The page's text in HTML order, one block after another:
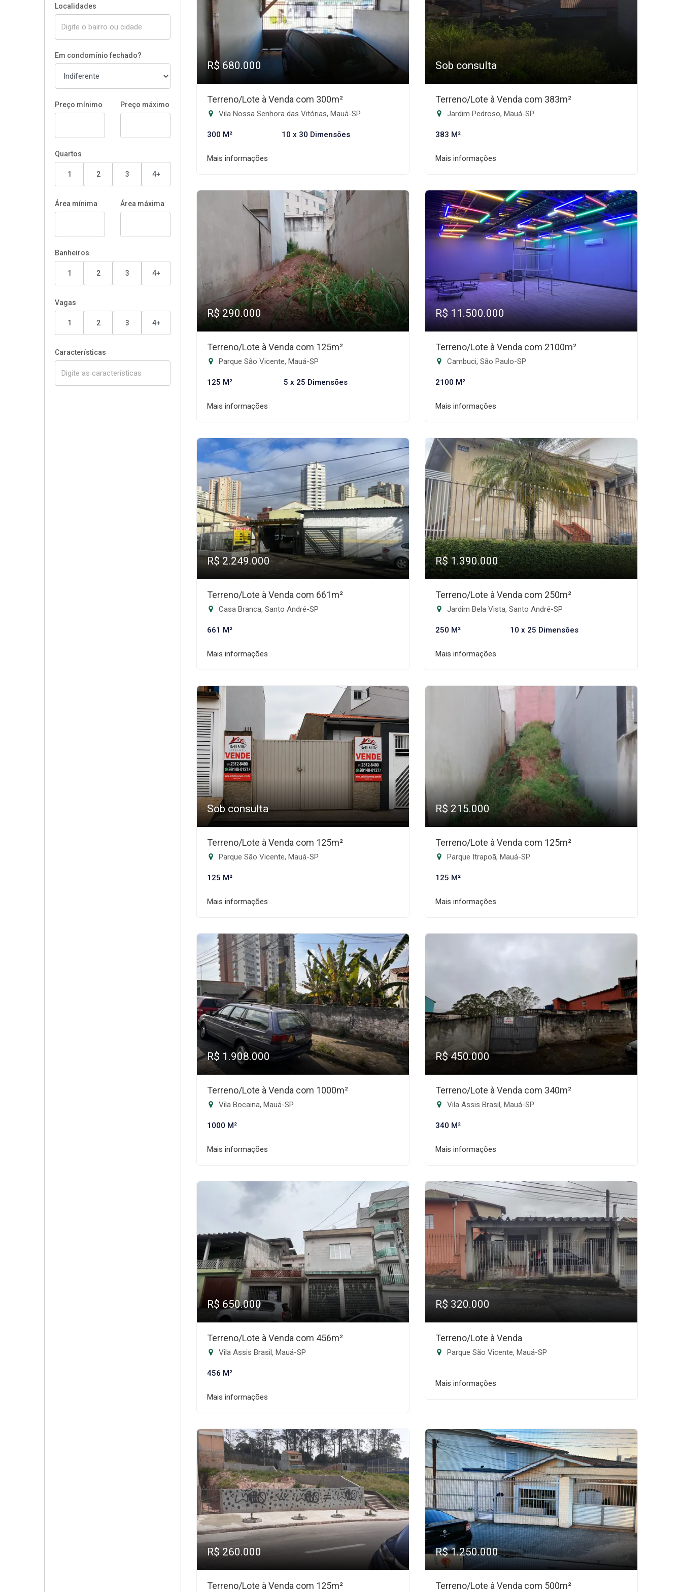
Localidades
Em condomínio fechado?
Preço mínimo Preço máximo
Quartos
1 2 3 4+
Área mínima Área máxima
Banheiros
1 2 3 4+
Vagas
1 2 3 4+
Características
R$ 680.000
Terreno/Lote à Venda com 300m²
Vila Nossa Senhora das Vitórias, Mauá-SP
300 M² 10 x 30 Dimensões
Mais informações
Sob consulta
Terreno/Lote à Venda com 383m²
Jardim Pedroso, Mauá-SP
383 M²
Mais informações
R$ 290.000
Terreno/Lote à Venda com 125m²
Parque São Vicente, Mauá-SP
125 M² 5 x 25 Dimensões
Mais informações
R$ 11.500.000
Terreno/Lote à Venda com 2100m²
Cambuci, São Paulo-SP
2100 M²
Mais informações
R$ 2.249.000
Terreno/Lote à Venda com 661m²
Casa Branca, Santo André-SP
661 M²
Mais informações
R$ 1.390.000
Terreno/Lote à Venda com 250m²
Jardim Bela Vista, Santo André-SP
250 M² 10 x 25 Dimensões
Mais informações
Sob consulta
Terreno/Lote à Venda com 125m²
Parque São Vicente, Mauá-SP
125 M²
Mais informações
R$ 215.000
Terreno/Lote à Venda com 125m²
Parque Itrapoã, Mauá-SP
125 M²
Mais informações
R$ 1.908.000
Terreno/Lote à Venda com 1000m²
Vila Bocaina, Mauá-SP
1000 M²
Mais informações
R$ 450.000
Terreno/Lote à Venda com 340m²
Vila Assis Brasil, Mauá-SP
340 M²
Mais informações
R$ 650.000
Terreno/Lote à Venda com 456m²
Vila Assis Brasil, Mauá-SP
456 M²
Mais informações
R$ 320.000
Terreno/Lote à Venda
Parque São Vicente, Mauá-SP
Mais informações
R$ 260.000
Terreno/Lote à Venda com 125m²
R$ 1.250.000
Terreno/Lote à Venda com 500m²